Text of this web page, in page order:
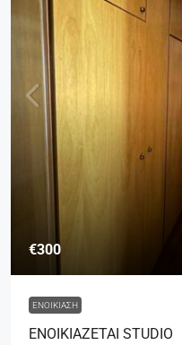
€300
ΕΝΟΙΚΊΑΣΗ
ΕΝΟΙΚΙΑΖΕΤΑΙ STUDIO